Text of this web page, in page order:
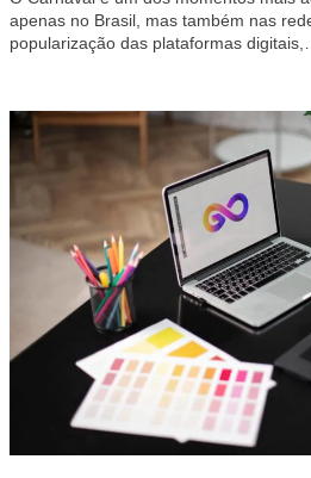
apenas no Brasil, mas também nas
popularização das plataformas digitais,…